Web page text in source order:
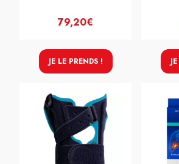
79,20€
JE LE PRENDS !